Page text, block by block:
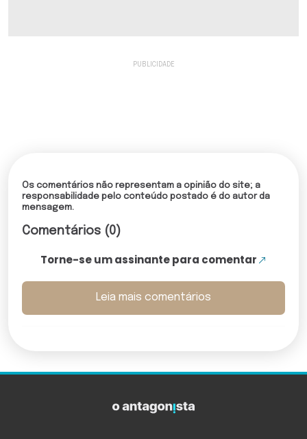
Os comentários não representam a opinião do site; a
responsabilidade pelo conteúdo postado é do autor da
mensagem.
Comentários (0)
Torne-se um assinante para comentar
Leia mais comentários